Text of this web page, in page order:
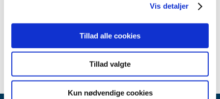
Vis detaljer
Tillad alle cookies
Tillad valgte
Kun nødvendige cookies
2007 (3)
2005 (2)